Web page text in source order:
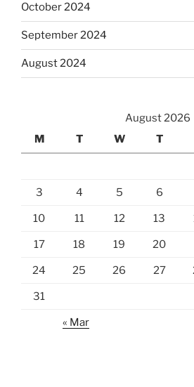
October 2024
September 2024
August 2024
August 2026
M
T W T
3 4 5 6
10 11 12 13
17 18 19 20
24 25 26 27
31
« Mar